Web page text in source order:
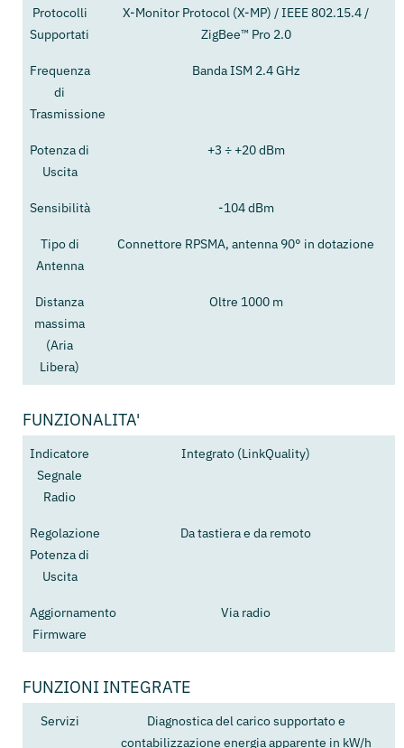
Protocolli
Supportati
X-Monitor Protocol (X-MP) / IEEE 802.15.4 /
ZigBee™ Pro 2.0
Frequenza
di
Trasmissione
Banda ISM 2.4 GHz
Potenza di
Uscita
+3 ÷ +20 dBm
Sensibilità -104 dBm
Tipo di
Antenna
Connettore RPSMA, antenna 90° in dotazione
Distanza
massima
(Aria
Libera)
Oltre 1000 m
FUNZIONALITA'
Indicatore
Segnale
Radio
Integrato (LinkQuality)
Regolazione
Potenza di
Uscita
Da tastiera e da remoto
Aggiornamento
Firmware
Via radio
FUNZIONI INTEGRATE
Servizi
Diagnostica del carico supportato e
contabilizzazione energia apparente in kW/h